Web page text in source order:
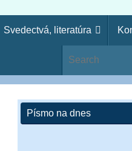
zavrhne ťa, nebudeš
Svedectvá, literatúra
Písmo na dnes